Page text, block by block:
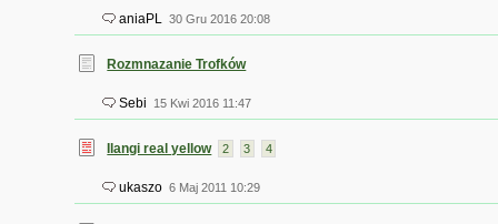
aniaPL 30 Gru 2016 20:08
Rozmnazanie Trofków
Sebi 15 Kwi 2016 11:47
Ilangi real yellow 2 3 4
ukaszo 6 Maj 2011 10:29